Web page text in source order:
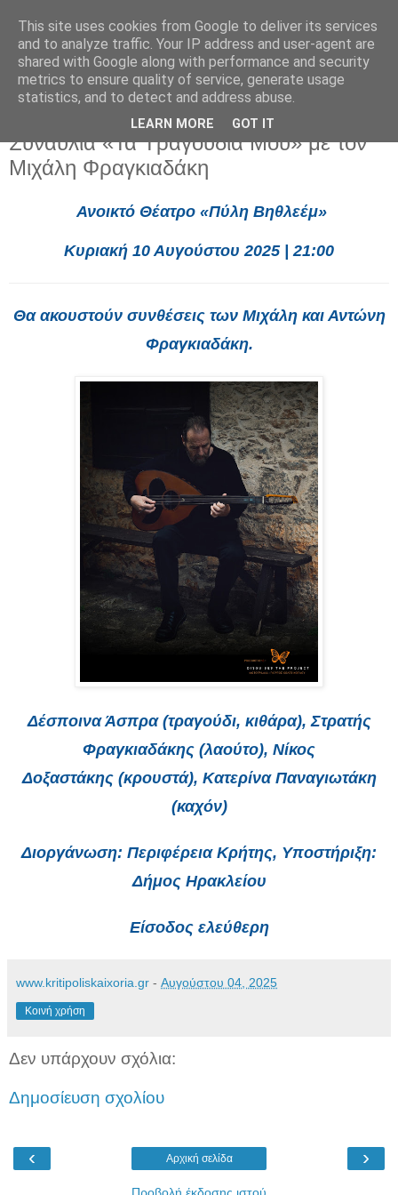
Δευτέρα 4 Αυγούστου 2025
Συναυλία «Τα Τραγούδια Μου» με τον
Μιχάλη Φραγκιαδάκη
Ανοικτό Θέατρο «Πύλη Βηθλεέμ»
Κυριακή 10 Αυγούστου 2025 | 21:00
Θα ακουστούν συνθέσεις των Μιχάλη και Αντώνη
Φραγκιαδάκη.
Δέσποινα Άσπρα (τραγούδι, κιθάρα), Στρατής
Φραγκιαδάκης (λαούτο), Νίκος
Δοξαστάκης (κρουστά), Κατερίνα Παναγιωτάκη
(καχόν)
Διοργάνωση: Περιφέρεια Κρήτης, Υποστήριξη:
Δήμος Ηρακλείου
Είσοδος ελεύθερη
www.kritipoliskaixoria.gr - Αυγούστου 04, 2025
Κοινή χρήση
Δεν υπάρχουν σχόλια:
Δημοσίευση σχολίου
‹ ›
Αρχική σελίδα
This site uses cookies from Google to deliver its services
and to analyze traffic. Your IP address and user-agent are
shared with Google along with performance and security
metrics to ensure quality of service, generate usage
statistics, and to detect and address abuse.
LEARN MORE GOT IT